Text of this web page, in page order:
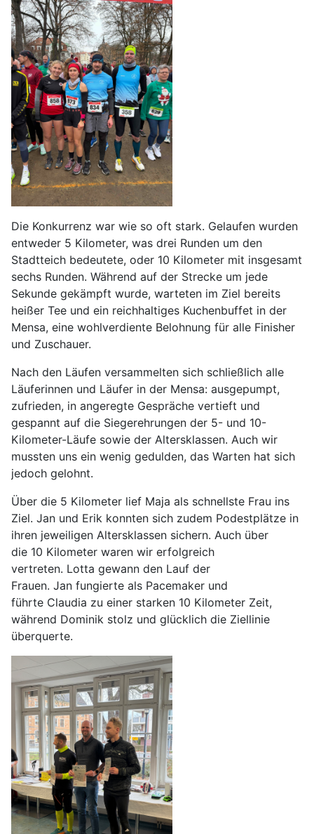
Die Konkurrenz war wie so oft stark. Gelaufen wurden
entweder 5 Kilometer, was drei Runden um den
Stadtteich bedeutete, oder 10 Kilometer mit insgesamt
sechs Runden. Während auf der Strecke um jede
Sekunde gekämpft wurde, warteten im Ziel bereits
heißer Tee und ein reichhaltiges Kuchenbuffet in der
Mensa, eine wohlverdiente Belohnung für alle Finisher
und Zuschauer.
Nach den Läufen versammelten sich schließlich alle
Läuferinnen und Läufer in der Mensa: ausgepumpt,
zufrieden, in angeregte Gespräche vertieft und
gespannt auf die Siegerehrungen der 5- und 10-
Kilometer-Läufe sowie der Altersklassen. Auch wir
mussten uns ein wenig gedulden, das Warten hat sich
jedoch gelohnt.
Über die 5 Kilometer lief Maja als schnellste Frau ins
Ziel. Jan und Erik konnten sich zudem Podestplätze in
ihren jeweiligen Altersklassen sichern. Auch über
die 10 Kilometer waren wir erfolgreich
vertreten. Lotta gewann den Lauf der
Frauen. Jan fungierte als Pacemaker und
führte Claudia zu einer starken 10 Kilometer Zeit,
während Dominik stolz und glücklich die Ziellinie
überquerte.